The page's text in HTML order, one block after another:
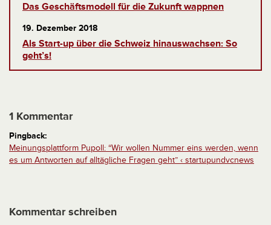
Das Geschäftsmodell für die Zukunft wappnen
19. Dezember 2018
Als Start-up über die Schweiz hinauswachsen: So
geht’s!
1 Kommentar
Pingback:
Meinungsplattform Pupoll: “Wir wollen Nummer eins werden, wenn
es um Antworten auf alltägliche Fragen geht” ‹ startupundvcnews
Kommentar schreiben